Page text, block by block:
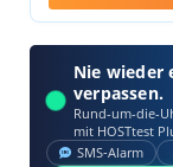
Nie wieder
verpassen.
Rund-um-die-
mit HOSTtest
SMS‑Alarm